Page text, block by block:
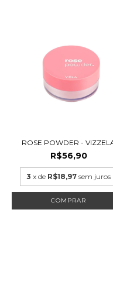
ROSE POWDER -
R$56,90
3 x de R$18,97 sem juros